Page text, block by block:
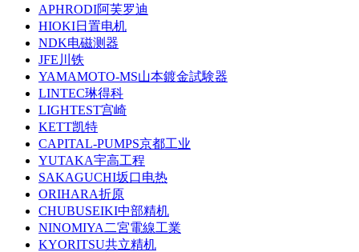
APHRODI阿芙罗迪
HIOKI日置电机
NDK电磁测器
JFE川铁
YAMAMOTO-MS山本鍍金試験器
LINTEC琳得科
LIGHTEST宫崎
KETT凯特
CAPITAL-PUMPS京都工业
YUTAKA宇高工程
SAKAGUCHI坂口电热
ORIHARA折原
CHUBUSEIKI中部精机
NINOMIYA二宮電線工業
KYORITSU共立精机